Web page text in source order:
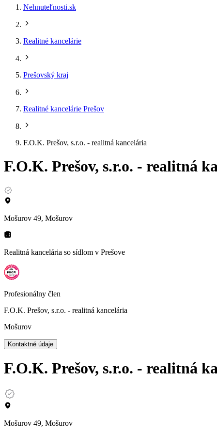
Nehnuteľnosti.sk
Realitné kancelárie
Prešovský kraj
Realitné kancelárie Prešov
F.O.K. Prešov, s.r.o. - realitná kancelária
F.O.K. Prešov, s.r.o. - realitná
Mošurov 49, Mošurov
Realitná kancelária so sídlom v Prešove
Profesionálny člen
F.O.K. Prešov, s.r.o. - realitná kancelária
Mošurov
Kontaktné údaje
F.O.K. Prešov, s.r.o. - realitná
Mošurov 49, Mošurov